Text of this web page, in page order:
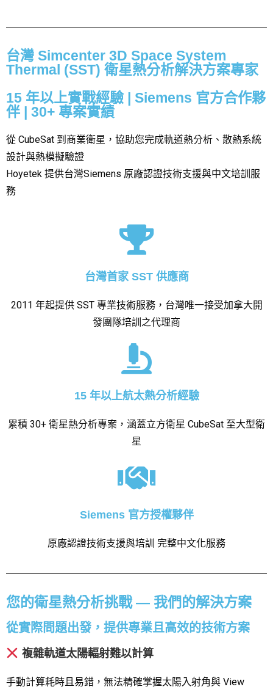
台灣 Simcenter 3D Space System
Thermal (SST) 衛星熱分析解決方案專家
15 年以上實戰經驗 | Siemens 官方合作夥
伴 | 30+ 專案實績
從 CubeSat 到商業衛星，協助您完成軌道熱分析、散熱系統
設計與熱模擬驗證
Hoyetek 提供台灣Siemens 原廠認證技術支援與中文培訓服
務
台灣首家 SST 供應商
2011 年起提供 SST 專業技術服務，台灣唯一接受加拿大開
發團隊培訓之代理商
15 年以上航太熱分析經驗
累積 30+ 衛星熱分析專案，涵蓋立方衛星 CubeSat 至大型衛
星
Siemens 官方授權夥伴
原廠認證技術支援與培訓 完整中文化服務
您的衛星熱分析挑戰 — 我們的解決方案
從實際問題出發，提供專業且高效的技術方案
複雜軌道太陽輻射難以計算
手動計算耗時且易錯，無法精確掌握太陽入射角與 View